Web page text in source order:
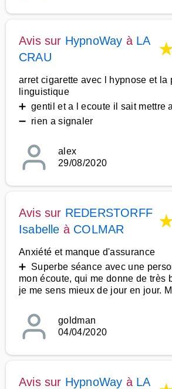
Avis sur HypnoWay à LA
CRAU
arret cigarette avec l hypnose et la
linguistique
➕ gentil et a l ecoute il sait mettre
➖ rien a signaler
alex
29/08/2020
Avis sur REDERSTORFF
Isabelle à COLMAR
Anxiété et manque d'assurance
➕ Superbe séance avec une
mon écoute, qui me donne de très
je me sens mieux de jour en jour.
goldman
04/04/2020
Avis sur HypnoWay à LA